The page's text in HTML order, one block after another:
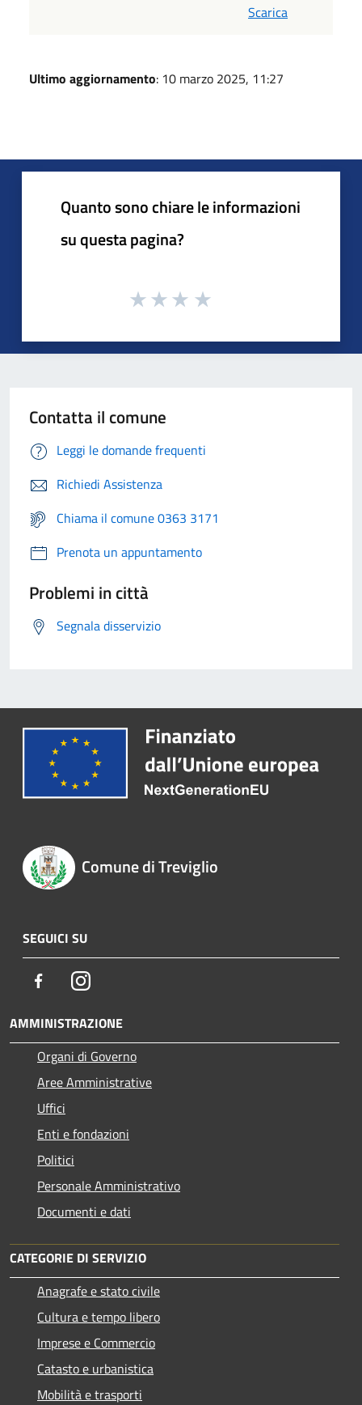
Scarica
Ultimo aggiornamento: 10 marzo 2025, 11:27
Quanto sono chiare le informazioni
su questa pagina?
Contatta il comune
Leggi le domande frequenti
Richiedi Assistenza
Chiama il comune 0363 3171
Prenota un appuntamento
Problemi in città
Segnala disservizio
Comune di Treviglio
SEGUICI SU
FacebookInstagram
AMMINISTRAZIONE
Organi di Governo
Aree Amministrative
Uffici
Enti e fondazioni
Politici
Personale Amministrativo
Documenti e dati
CATEGORIE DI SERVIZIO
Anagrafe e stato civile
Cultura e tempo libero
Imprese e Commercio
Catasto e urbanistica
Mobilità e trasporti